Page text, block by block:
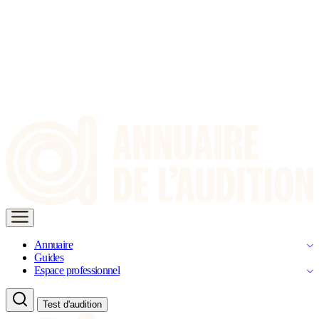
Annuaire
Guides
Espace professionnel
Test d'audition